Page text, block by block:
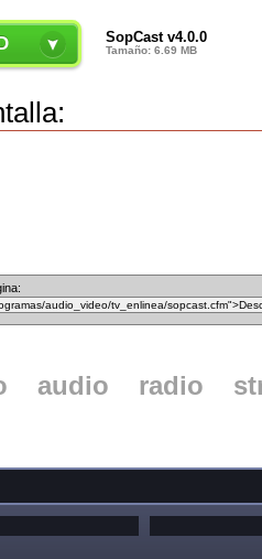
SopCast v4.0.0
Tamaño: 6.69 MB
audio radio